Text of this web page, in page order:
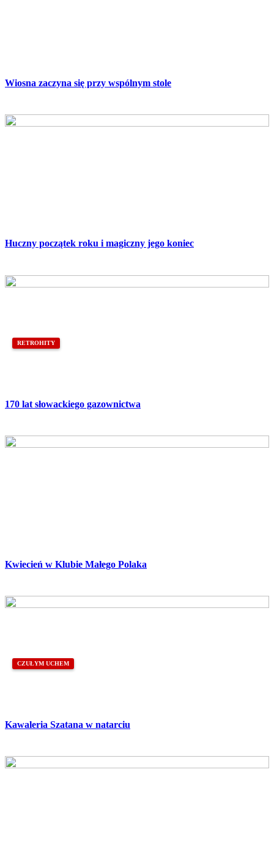
Wiosna zaczyna się przy wspólnym stole
Huczny początek roku i magiczny jego koniec
RETROHITY
170 lat słowackiego gazownictwa
Kwiecień w Klubie Małego Polaka
CZUŁYM UCHEM
Kawaleria Szatana w natarciu